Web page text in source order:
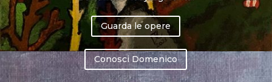
Guarda le opere
Conosci Domenico